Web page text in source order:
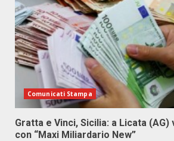
Comunicati Stampa
Gratta e Vinci, Sicilia: a Licata
con “Maxi Miliardario New”